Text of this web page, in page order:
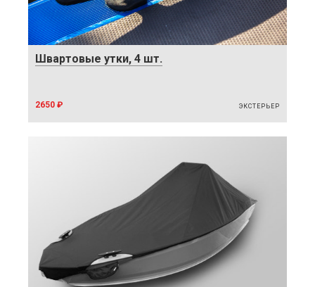
Швартовые утки, 4 шт.
2650 ₽ ЭКСТЕРЬЕР